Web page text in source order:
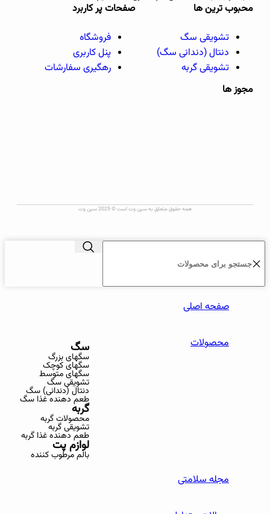
محبوب ترین ها
تشویقی سگ
دنتال (دندانی سگ)
تشویقی گربه
صفحات پر کاربرد
فروشگاه
پنل کاربری
رهگیری سفارشات
مجوز ها
همه حقوق متعلق به سپن وت است © 2025 سپن وت
صفحه اصلی
محصولات سگ
سگهای بزرگ
سگهای کوچک
سگهای متوسط
تشویقی سگ
دنتال (دندانی) سگ
طعم دهنده غذا سگ
گربه
محصولات گربه
تشویقی گربه
طعم دهنده غذا گربه
لوازم پت
بالم مرطوب کننده
مجله سلامتی